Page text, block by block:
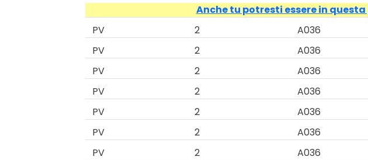
Anche tu potresti essere in
PV
2 A036
PV
2 A036
PV
2 A036
PV
2 A036
PV
2 A036
PV
2 A036
PV
2 A036